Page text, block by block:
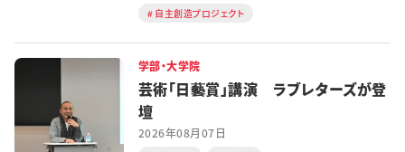
自主創造プロジェクト
学部・大学院
芸術「日藝賞」講演 ラブレターズが登
壇
2026年08月07日